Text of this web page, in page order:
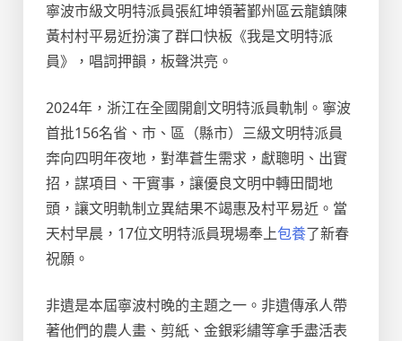
寧波市級文明特派員張紅坤領著鄞州區云龍鎮陳
黃村村平易近扮演了群口快板《我是文明特派
員》，唱詞押韻，板聲洪亮。
2024年，浙江在全國開創文明特派員軌制。寧波
首批156名省、市、區（縣市）三級文明特派員
奔向四明年夜地，對準蒼生需求，獻聰明、出實
招，謀項目、干實事，讓優良文明中轉田間地
頭，讓文明軌制立異結果不竭惠及村平易近。當
天村早晨，17位文明特派員現場奉上包養了新春
祝願。
非遺是本屆寧波村晚的主題之一。非遺傳承人帶
著他們的農人畫、剪紙、金銀彩繡等拿手盡活表